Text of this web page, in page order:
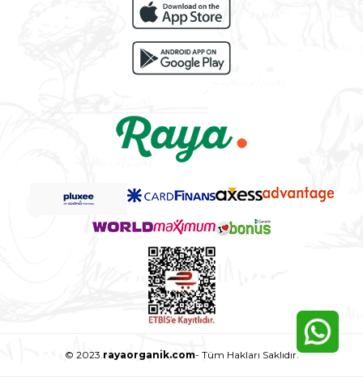
© 2023. rayaorganik.com- Tüm Hakları Saklıdır.